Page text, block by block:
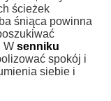
ścieżek
śniąca powinna
W senniku
spokój i
siebie i